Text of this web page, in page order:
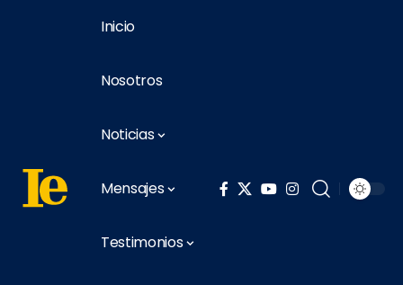
Inicio
Nosotros
Noticias
Mensajes
Testimonios